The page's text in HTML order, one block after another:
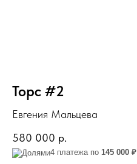
Торс #2
Евгения Мальцева
580 000 р.
4 платежа по 145 000 ₽